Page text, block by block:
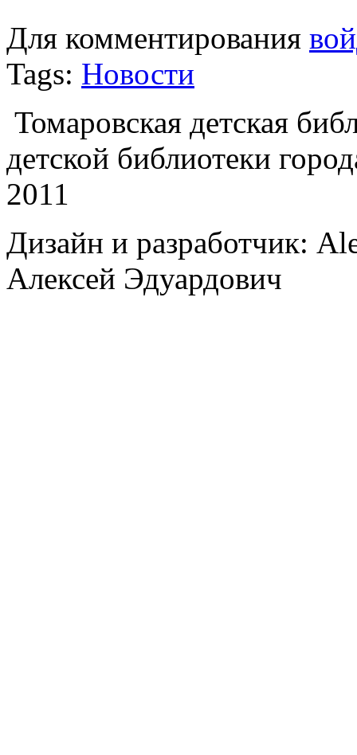
Для комментирования
Tags: Новости
Томаровская детская
детской библиотеки
2011
Дизайн и разработчик:
Алексей Эдуардович